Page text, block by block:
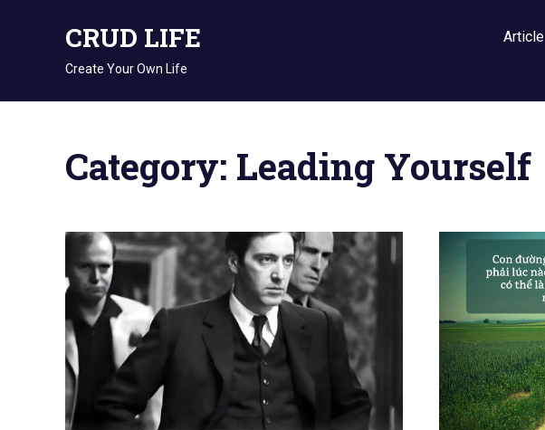
CRUD LIFE
Create Your Own Life
Article
Category: Leading Yourself